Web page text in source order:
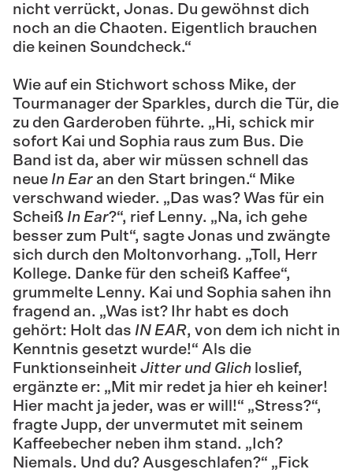
nicht verrückt, Jonas. Du gewöhnst dich
noch an die Chaoten. Eigentlich brauchen
die keinen Soundcheck.“
Wie auf ein Stichwort schoss Mike, der
Tourmanager der Sparkles, durch die Tür, die
zu den Garderoben führte. „Hi, schick mir
sofort Kai und Sophia raus zum Bus. Die
Band ist da, aber wir müssen schnell das
neue In Ear an den Start bringen.“ Mike
verschwand wieder. „Das was? Was für ein
Scheiß In Ear?“, rief Lenny. „Na, ich gehe
besser zum Pult“, sagte Jonas und zwängte
sich durch den Moltonvorhang. „Toll, Herr
Kollege. Danke für den scheiß Kaffee“,
grummelte Lenny. Kai und Sophia sahen ihn
fragend an. „Was ist? Ihr habt es doch
gehört: Holt das IN EAR, von dem ich nicht in
Kenntnis gesetzt wurde!“ Als die
Funktionseinheit Jitter und Glich loslief,
ergänzte er: „Mit mir redet ja hier eh keiner!
Hier macht ja jeder, was er will!“ „Stress?“,
fragte Jupp, der unvermutet mit seinem
Kaffeebecher neben ihm stand. „Ich?
Niemals. Und du? Ausgeschlafen?“ „Fick